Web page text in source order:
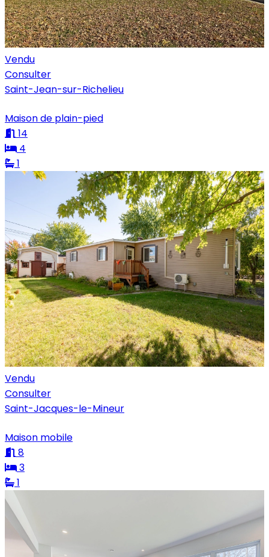
Vendu
Consulter
Saint-Jean-sur-Richelieu
Maison de plain-pied
14
4
1
Vendu
Consulter
Saint-Jacques-le-Mineur
Maison mobile
8
3
1